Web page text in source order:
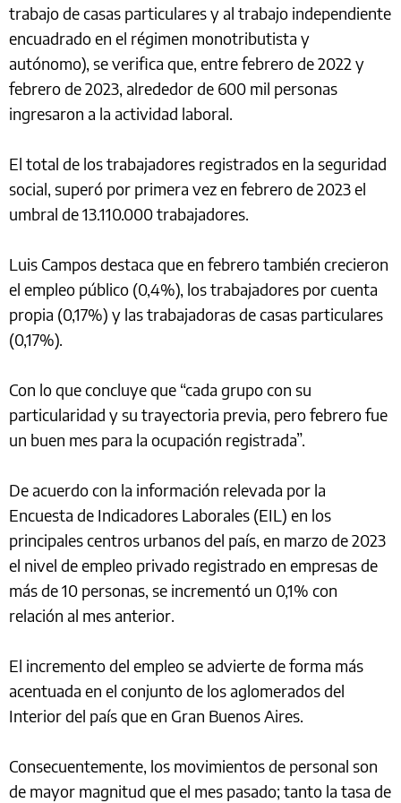
trabajo de casas particulares y al trabajo independiente
encuadrado en el régimen monotributista y
autónomo), se verifica que, entre febrero de 2022 y
febrero de 2023, alrededor de 600 mil personas
ingresaron a la actividad laboral.
El total de los trabajadores registrados en la seguridad
social, superó por primera vez en febrero de 2023 el
umbral de 13.110.000 trabajadores.
Luis Campos destaca que en febrero también crecieron
el empleo público (0,4%), los trabajadores por cuenta
propia (0,17%) y las trabajadoras de casas particulares
(0,17%).
Con lo que concluye que “cada grupo con su
particularidad y su trayectoria previa, pero febrero fue
un buen mes para la ocupación registrada”.
De acuerdo con la información relevada por la
Encuesta de Indicadores Laborales (EIL) en los
principales centros urbanos del país, en marzo de 2023
el nivel de empleo privado registrado en empresas de
más de 10 personas, se incrementó un 0,1% con
relación al mes anterior.
El incremento del empleo se advierte de forma más
acentuada en el conjunto de los aglomerados del
Interior del país que en Gran Buenos Aires.
Consecuentemente, los movimientos de personal son
de mayor magnitud que el mes pasado; tanto la tasa de